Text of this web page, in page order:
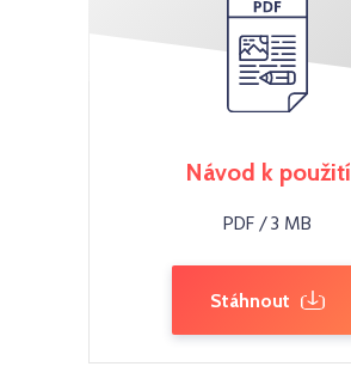
Návod k použití
PDF / 3 MB
Stáhnout